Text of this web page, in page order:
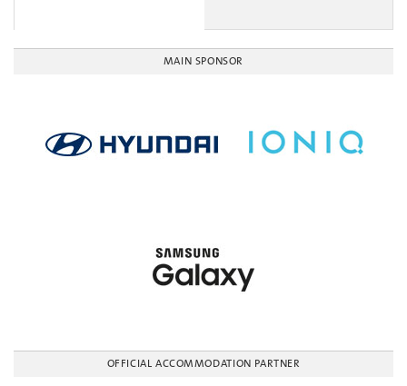
MAIN SPONSOR
OFFICIAL ACCOMMODATION PARTNER